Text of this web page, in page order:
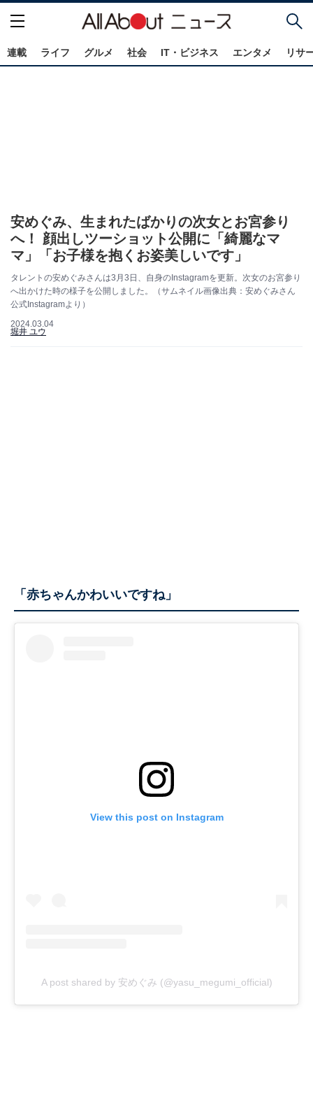
連載 ライフ グルメ 社会 IT・ビジネス エンタメ リサ
安めぐみ、生まれたばかりの次女とお宮参り
へ！ 顔出しツーショット公開に「綺麗なマ
マ」「お子様を抱くお姿美しいです」
タレントの安めぐみさんは3月3日、自身のInstagramを更新。次女のお宮参り
へ出かけた時の様子を公開しました。（サムネイル画像出典：安めぐみさん
公式Instagramより）
2024.03.04
堀井 ユウ
「赤ちゃんかわいいですね」
View this post on Instagram
A post shared by 安めぐみ (@yasu_megumi_official)